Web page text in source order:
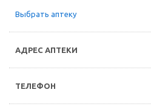
Выбрать аптеку